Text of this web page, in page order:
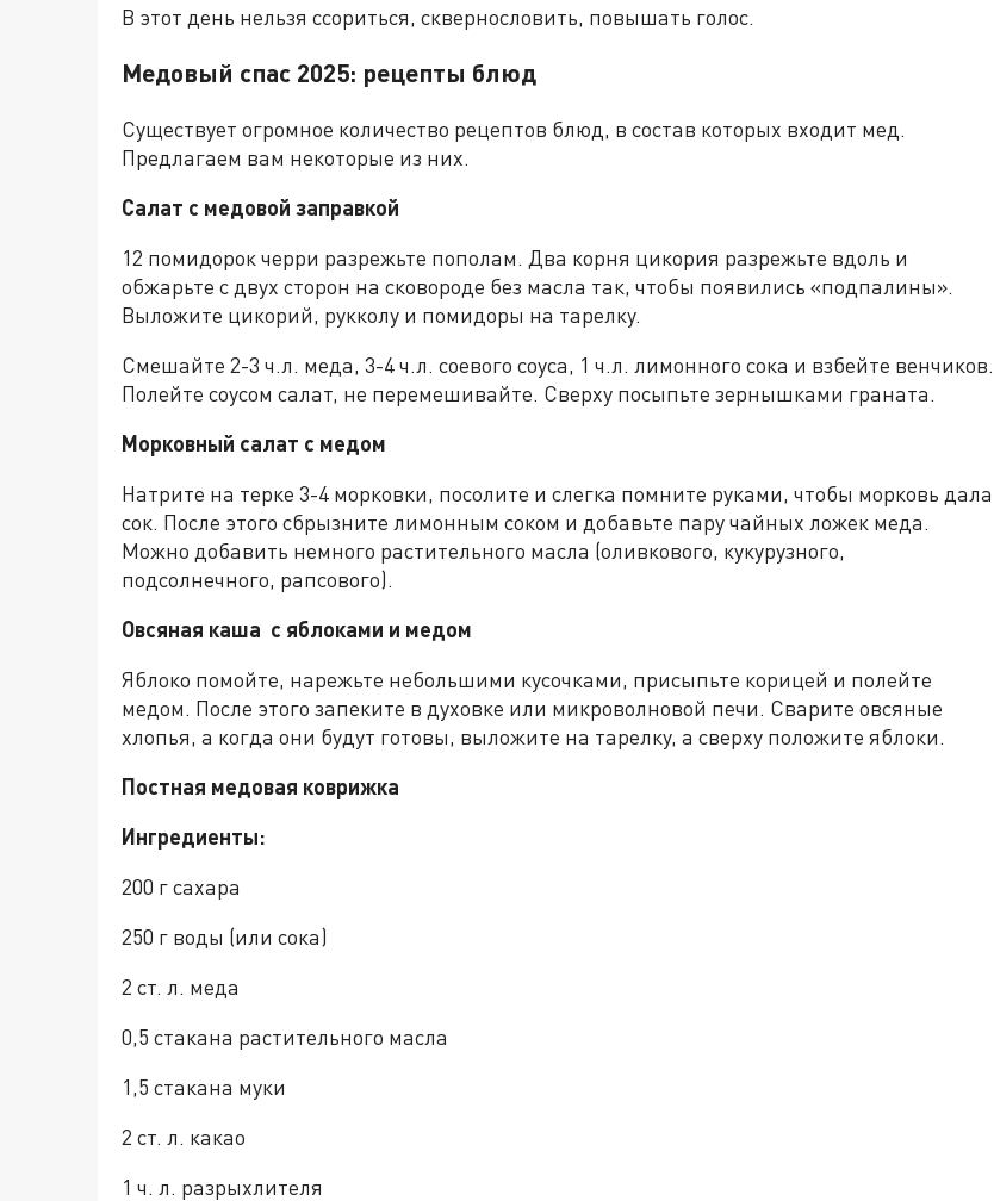
В этот день нельзя ссориться, сквернословить, повышать голос.
Медовый спас 2025: рецепты блюд
Существует огромное количество рецептов блюд, в состав которых входит мед.
Предлагаем вам некоторые из них.
Салат с медовой заправкой
12 помидорок черри разрежьте пополам. Два корня цикория разрежьте вдоль и
обжарьте с двух сторон на сковороде без масла так, чтобы появились «подпалины».
Выложите цикорий, рукколу и помидоры на тарелку.
Смешайте 2-3 ч.л. меда, 3-4 ч.л. соевого соуса, 1 ч.л. лимонного сока и взбейте венчиков.
Полейте соусом салат, не перемешивайте. Сверху посыпьте зернышками граната.
Морковный салат с медом
Натрите на терке 3-4 морковки, посолите и слегка помните руками, чтобы морковь дала
сок. После этого сбрызните лимонным соком и добавьте пару чайных ложек меда.
Можно добавить немного растительного масла (оливкового, кукурузного,
подсолнечного, рапсового).
Овсяная каша с яблоками и медом
Яблоко помойте, нарежьте небольшими кусочками, присыпьте корицей и полейте
медом. После этого запеките в духовке или микроволновой печи. Сварите овсяные
хлопья, а когда они будут готовы, выложите на тарелку, а сверху положите яблоки.
Постная медовая коврижка
Ингредиенты:
200 г сахара
250 г воды (или сока)
2 ст. л. меда
0,5 стакана растительного масла
1,5 стакана муки
2 cт. л. какао
1 ч. л. разрыхлителя